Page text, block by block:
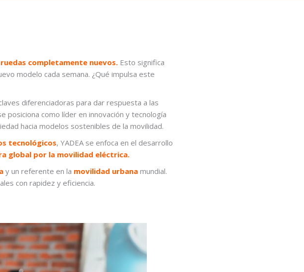
completamente nuevos. Esto significa
modelo cada semana. ¿Qué impulsa este
diferenciadoras para dar respuesta a las
posiciona como líder en innovación y tecnología
hacia modelos sostenibles de la movilidad.
tecnológicos, YADEA se enfoca en el desarrollo
global por la movilidad eléctrica.
y un referente en la movilidad urbana mundial.
con rapidez y eficiencia.